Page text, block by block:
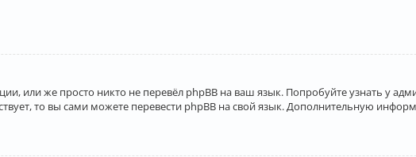
или же просто никто не перевёл phpBB на ваш язык. Попробуйте узнать у
то вы сами можете перевести phpBB на свой язык. Дополнительную